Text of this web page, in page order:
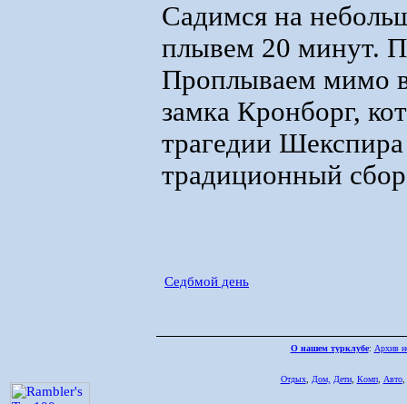
Садимся на
плывем 20 минут.
Проплываем мимо
замка Кронборг,
трагедии
традиционный
Седбмой день
О нашем турклубе: Архив
Отдых, Дом, Дети, Комп, Авто,